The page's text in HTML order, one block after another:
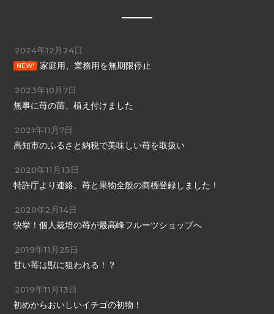
2024年12月24日
NEW! 家庭用、業務用を無期限停止
2023年10月7日
無事に苺の苗、植え付けました
2021年11月7日
高知市のふるさと納税で美味しい苺を取扱い
2020年11月13日
特許庁より連絡。苺と果物全般の商標登録しました！
2020年2月14日
快挙！個人栽培の苺が最高峰フルーツショップへ
2019年11月25日
甘い苺は獣に狙われる！？
2019年11月13日
初めからおいしいイチゴの初物！